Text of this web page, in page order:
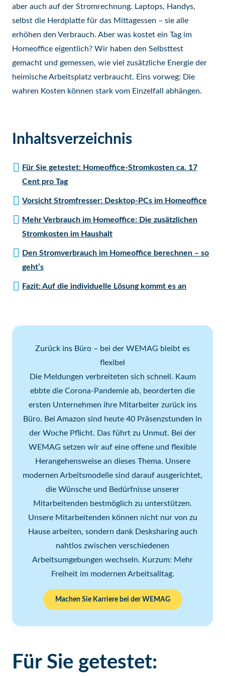
aber auch auf der Stromrechnung. Laptops, Handys,
selbst die Herdplatte für das Mittagessen – sie alle
erhöhen den Verbrauch. Aber was kostet ein Tag im
Homeoffice eigentlich? Wir haben den Selbsttest
gemacht und gemessen, wie viel zusätzliche Energie der
heimische Arbeitsplatz verbraucht. Eins vorweg: Die
wahren Kosten können stark vom Einzelfall abhängen.
Inhaltsverzeichnis
Für Sie getestet: Homeoffice-Stromkosten ca. 17
Cent pro Tag
Vorsicht Stromfresser: Desktop-PCs im Homeoffice
Mehr Verbrauch im Homeoffice: Die zusätzlichen
Stromkosten im Haushalt
Den Stromverbrauch im Homeoffice berechnen – so
geht’s
Fazit: Auf die individuelle Lösung kommt es an
Zurück ins Büro – bei der WEMAG bleibt es
flexibel
Die Meldungen verbreiteten sich schnell. Kaum
ebbte die Corona-Pandemie ab, beorderten die
ersten Unternehmen ihre Mitarbeiter zurück ins
Büro. Bei Amazon sind heute 40 Präsenzstunden in
der Woche Pflicht. Das führt zu Unmut. Bei der
WEMAG setzen wir auf eine offene und flexible
Herangehensweise an dieses Thema. Unsere
modernen Arbeitsmodelle sind darauf ausgerichtet,
die Wünsche und Bedürfnisse unserer
Mitarbeitenden bestmöglich zu unterstützen.
Unsere Mitarbeitenden können nicht nur von zu
Hause arbeiten, sondern dank Desksharing auch
nahtlos zwischen verschiedenen
Arbeitsumgebungen wechseln. Kurzum: Mehr
Freiheit im modernen Arbeitsalltag.
Machen Sie Karriere bei der WEMAG
Für Sie getestet: